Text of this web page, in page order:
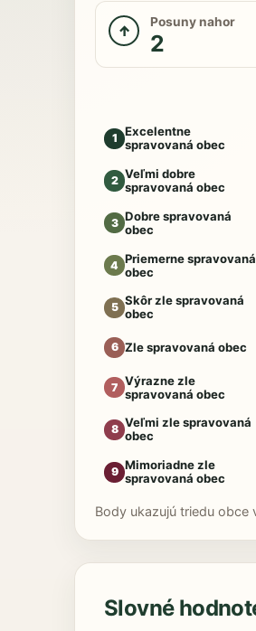
↑ Posuny nahor
2
1
Excelentne
spravovaná obec
2 Veľmi dobre
spravovaná obec
3 Dobre spravovaná
obec
4 Priemerne spravovaná
obec
5 Skôr zle spravovaná
obec
6 Zle spravovaná obec
7 Výrazne zle
spravovaná obec
8 Veľmi zle spravovaná
obec
9 Mimoriadne zle
spravovaná obec
Body ukazujú triedu
Slovné